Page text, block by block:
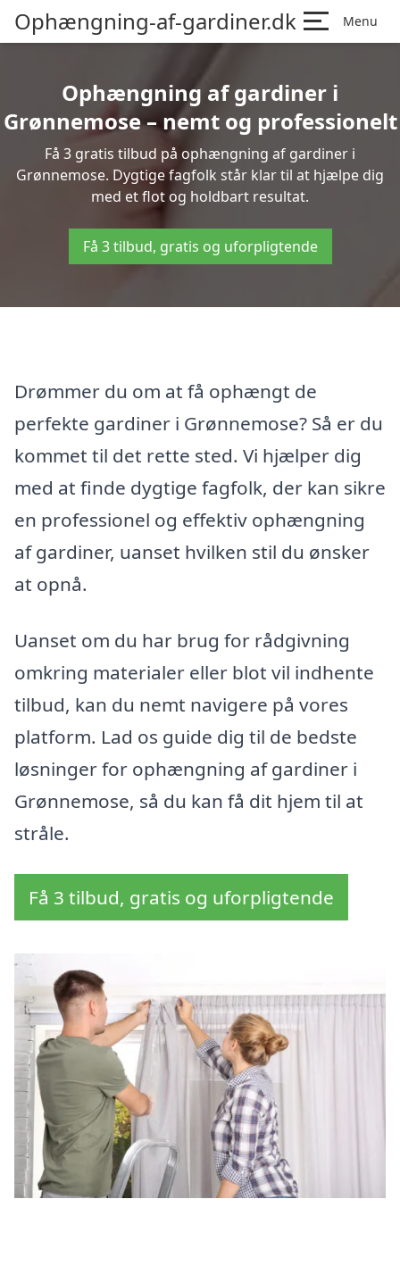
Ophængning-af-gardiner.dk Menu
Ophængning af gardiner i
Grønnemose – nemt og professionelt
Få 3 gratis tilbud på ophængning af gardiner i
Grønnemose. Dygtige fagfolk står klar til at hjælpe dig
med et flot og holdbart resultat.
Få 3 tilbud, gratis og uforpligtende
Drømmer du om at få ophængt de
perfekte gardiner i Grønnemose? Så er du
kommet til det rette sted. Vi hjælper dig
med at finde dygtige fagfolk, der kan sikre
en professionel og effektiv ophængning
af gardiner, uanset hvilken stil du ønsker
at opnå.
Uanset om du har brug for rådgivning
omkring materialer eller blot vil indhente
tilbud, kan du nemt navigere på vores
platform. Lad os guide dig til de bedste
løsninger for ophængning af gardiner i
Grønnemose, så du kan få dit hjem til at
stråle.
Få 3 tilbud, gratis og uforpligtende